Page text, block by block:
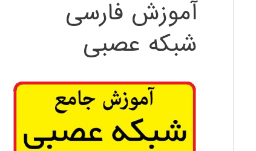
آموزش فارسی
شبکه عصبی